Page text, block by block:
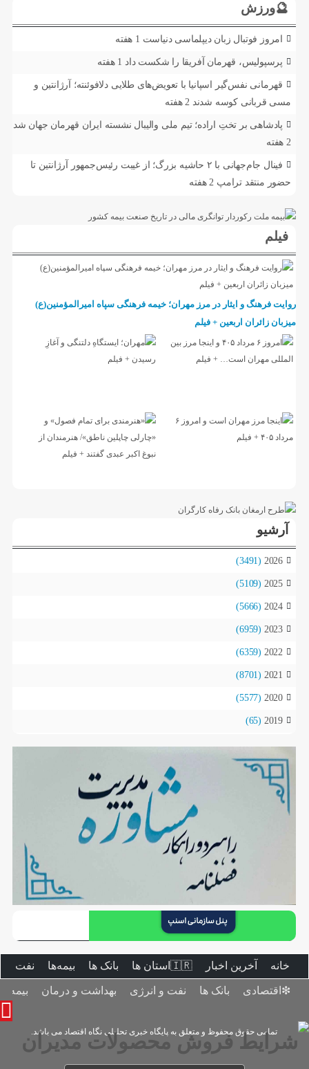
🔮ورزش
امروز فوتبال زبان دیپلماسی دنیاست 1 هفته
پرسپولیس، قهرمان آفریقا را شکست داد 1 هفته
قهرمانی نفس‌گیر اسپانیا با تعویض‌های طلایی دلافوئنته؛ آرژانتین و
مسی قربانی کوسه شدند 2 هفته
پادشاهی بر تختِ اراده؛ تیم ملی والیبال نشسته ایران قهرمان جهان شد
2 هفته
فینال جام‌جهانی با ۲ حاشیه بزرگ؛ از غیبت رئیس‌جمهور آرژانتین تا
حضور منتقد ترامپ 2 هفته
فیلم
روایت فرهنگ و ایثار در مرز مهران؛ خیمه فرهنگی سپاه امیرالمؤمنین(ع)
میزبان زائران اربعین + فیلم
آرشیو
2026
(3491)
2025
(5109)
2024
(5666)
2023
(6959)
2022
(6359)
2021
(8701)
2020
(5577)
2019
(65)
خانه آخرین اخبار 🇮🇷استان ‌ها بانک ها بیمه‌ها نفت و
❇اقتصادی بانک ها نفت و انرژی بهداشت و درمان بیمه‌ها
تمامی حقوق محفوظ و متعلق به پایگاه خبری تحلیلی نگاه اقتصاد می باشد.